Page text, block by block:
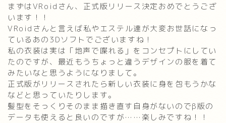
まずはVRoidさん、正式版リリース決定おめでとうござ
います！！
VRoidさんと言えば私やエステル達が大変お世話になっ
ているあの3Dソフトでございますね！
私の衣装は実は「地声で喋れる」をコンセプトにしてい
たのですが、最近もうちょっと違うデザインの服を着て
みたいなと思うようになりまして。
正式版がリリースされたら新しい衣装に身を包もうかな
などと思っていたりします。
髪型をそっくりそのまま描き直す自身がないのでβ版の
データも使えると良いのですが……楽しみですね！！